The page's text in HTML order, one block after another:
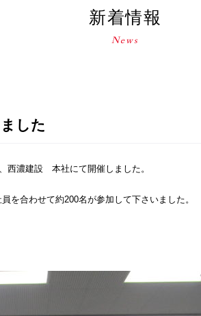
新着情報
した
西濃建設 本社にて開催しました。
を合わせて約200名が参加して下さいました。